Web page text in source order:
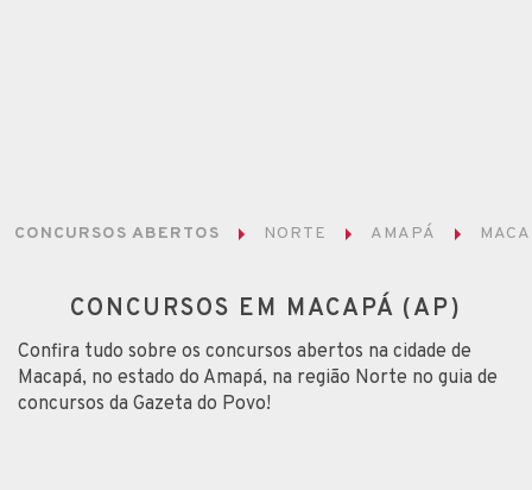
CONCURSOS ABERTOS NORTE AMAPÁ
CONCURSOS EM MACAPÁ (AP)
Confira tudo sobre os concursos abertos na cidade de
Macapá, no estado do Amapá, na região Norte no guia de
concursos da Gazeta do Povo!